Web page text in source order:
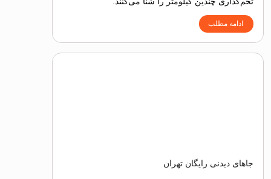
ادامه مطلب
جاهای دیدنی رایگان تهران